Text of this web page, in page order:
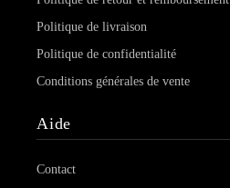
Politique de livraison
Politique de confidentialité
Conditions générales de vente
Aide
Contact